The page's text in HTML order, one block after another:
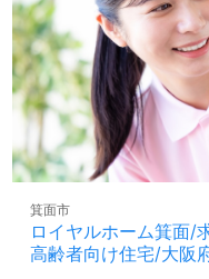
中市、茨木市。送迎業
許をお持ちの方歓迎で
トよりご案内します。
す。
全国の求人ご紹介！医
しは【ウィルオブ介護
方も遠慮なく＊
相談可能です。転職相
料サービスをご利用い
あり！＞"転職支援"の
ロイヤルホーム箕面/
高齢者向け住宅/大阪
箕面市